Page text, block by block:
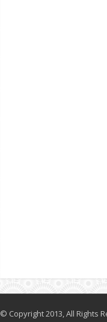
© Copyright 2013, All Rights